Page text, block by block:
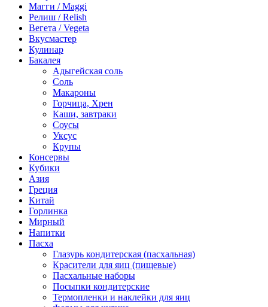
Магги / Maggi
Релиш / Relish
Вегета / Vegeta
Вкусмастер
Кулинар
Бакалея
Адыгейская соль
Соль
Макароны
Горчица, Хрен
Каши, завтраки
Соусы
Уксус
Крупы
Консервы
Кубики
Азия
Греция
Китай
Горлинка
Мирный
Напитки
Пасха
Глазурь кондитерская (пасхальная)
Красители для яиц (пищевые)
Пасхальные наборы
Посыпки кондитерские
Термопленки и наклейки для яиц